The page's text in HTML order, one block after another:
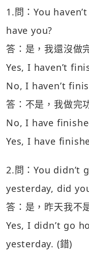
1.問：You
have you?
答：是，我還沒做
Yes, I haven’t
No, I haven’t
答：不是，我做完
No, I have
Yes, I have
2.問：You didn’t
yesterday, did
答：是，昨天我不
Yes, I didn’t go
yesterday. (錯)